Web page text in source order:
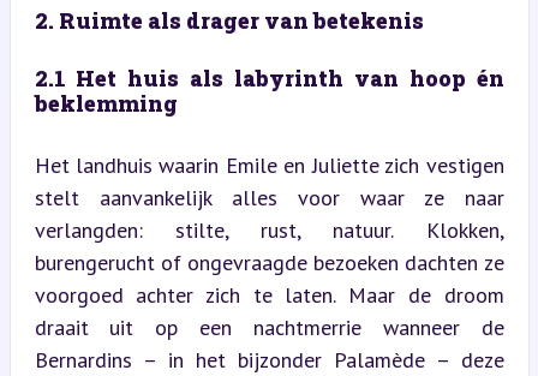
2. Ruimte als drager van betekenis
2.1 Het huis als labyrinth van hoop én
beklemming
Het landhuis waarin Emile en Juliette zich vestigen
stelt aanvankelijk alles voor waar ze naar
verlangden: stilte, rust, natuur. Klokken,
burengerucht of ongevraagde bezoeken dachten ze
voorgoed achter zich te laten. Maar de droom
draait uit op een nachtmerrie wanneer de
Bernardins – in het bijzonder Palamède – deze